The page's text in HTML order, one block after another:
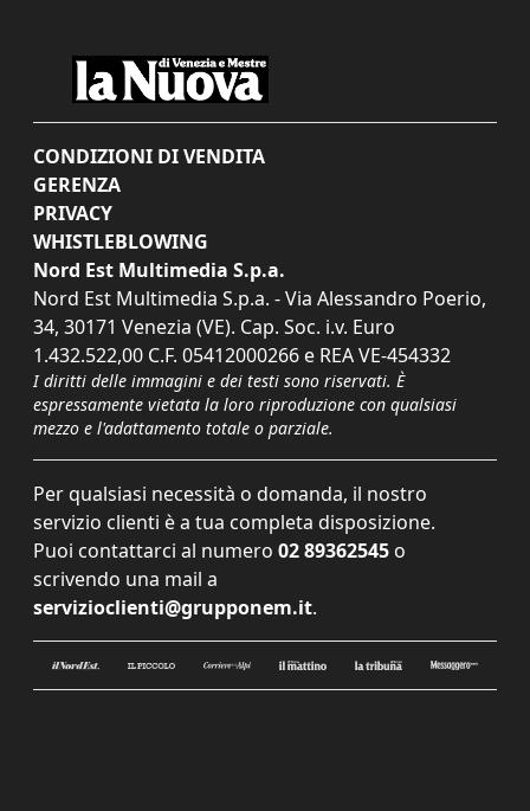
CONDIZIONI DI VENDITA
GERENZA
PRIVACY
WHISTLEBLOWING
Nord Est Multimedia S.p.a.
Nord Est Multimedia S.p.a. - Via Alessandro Poerio,
34, 30171 Venezia (VE). Cap. Soc. i.v. Euro
1.432.522,00 C.F. 05412000266 e REA VE-454332
I diritti delle immagini e dei testi sono riservati. È
espressamente vietata la loro riproduzione con qualsiasi
mezzo e l'adattamento totale o parziale.
Per qualsiasi necessità o domanda, il nostro
servizio clienti è a tua completa disposizione.
Puoi contattarci al numero 02 89362545 o
scrivendo una mail a
servizioclienti@grupponem.it.